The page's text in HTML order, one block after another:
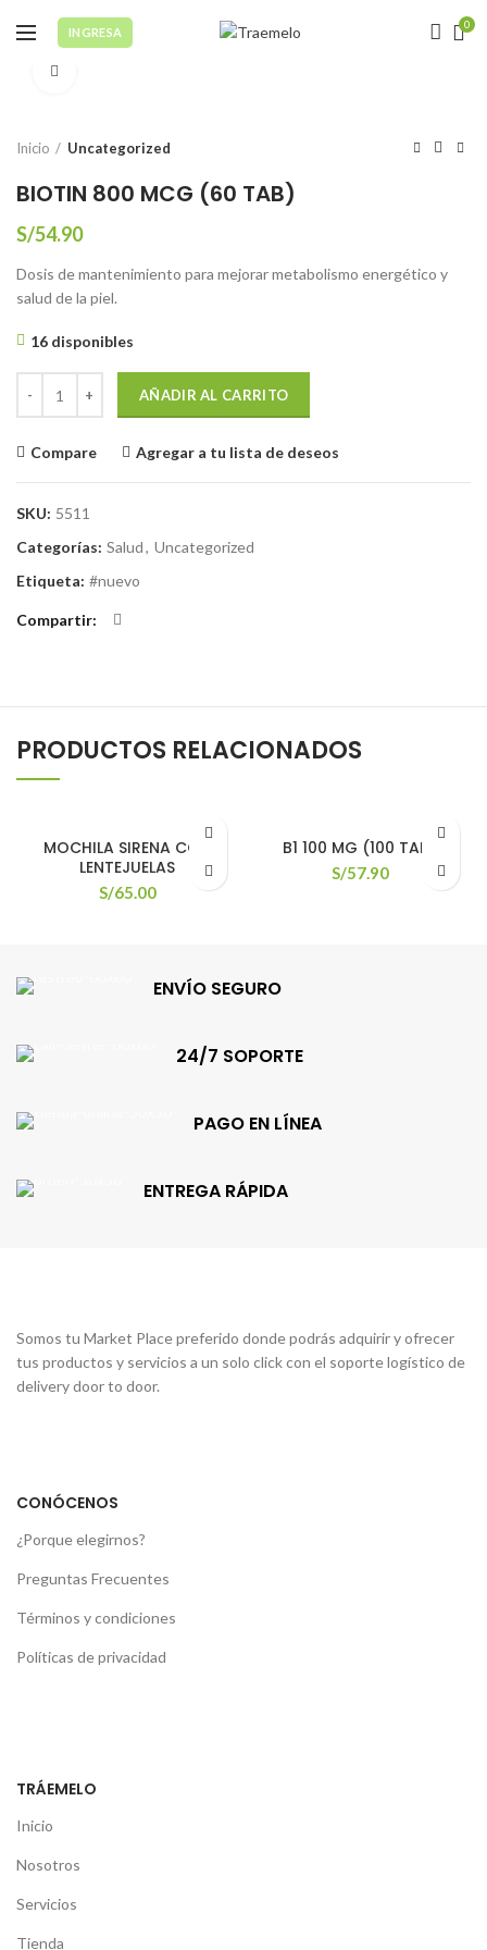
INGRESA
0
Inicio Uncategorized
BIOTIN 800 MCG (60 TAB)
S/54.90
Dosis de mantenimiento para mejorar metabolismo energético y
salud de la piel.
16 disponibles
AÑADIR AL CARRITO
Compare Agregar a tu lista de deseos
SKU: 5511
Categorías: Salud, Uncategorized
Etiqueta: #nuevo
Compartir
PRODUCTOS RELACIONADOS
MOCHILA SIRENA CON
LENTEJUELAS
S/65.00
B1 100 MG (100 TAB)
S/57.90
ENVÍO SEGURO
24/7 SOPORTE
PAGO EN LÍNEA
ENTREGA RÁPIDA
Somos tu Market Place preferido donde podrás adquirir y ofrecer
tus productos y servicios a un solo click con el soporte logístico de
delivery door to door.
CONÓCENOS
¿Porque elegirnos?
Preguntas Frecuentes
Términos y condiciones
Políticas de privacidad
TRÁEMELO
Inicio
Nosotros
Servicios
Tienda